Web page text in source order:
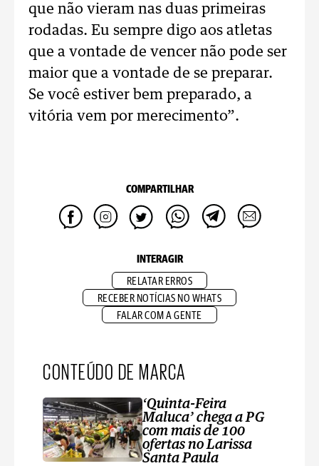
que não vieram nas duas primeiras
rodadas. Eu sempre digo aos atletas
que a vontade de vencer não pode ser
maior que a vontade de se preparar.
Se você estiver bem preparado, a
vitória vem por merecimento”.
COMPARTILHAR
INTERAGIR
RELATAR ERROS
RECEBER NOTÍCIAS NO WHATS
FALAR COM A GENTE
CONTEÚDO DE MARCA
‘Quinta-Feira
Maluca’ chega a PG
com mais de 100
ofertas no Larissa
Santa Paula